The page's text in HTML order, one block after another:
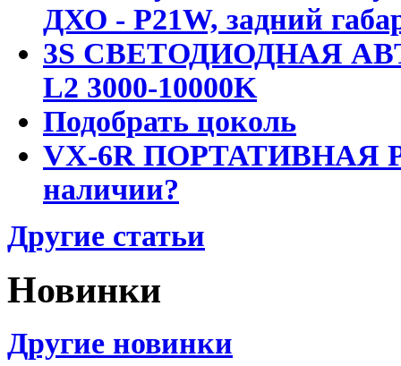
ДХО - P21W, задний
3S СВЕТОДИОДНАЯ
L2 3000-10000K
Подобрать цоколь
VX-6R ПОРТАТИВНАЯ
наличии?
Другие статьи
Новинки
Другие новинки